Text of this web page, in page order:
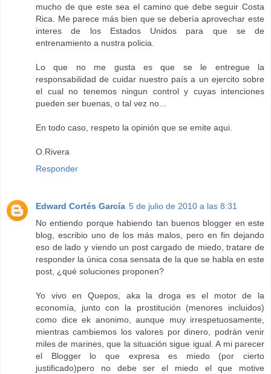
mucho de que este sea el camino que debe seguir Costa
Rica. Me parece más bien que se debería aprovechar este
interes de los Estados Unidos para que se de
entrenamiento a nustra policia.
Lo que no me gusta es que se le entregue la
responsabilidad de cuidar nuestro país a un ejercito sobre
el cual no tenemos ningun control y cuyas intenciones
pueden ser buenas, o tal vez no...
En todo caso, respeto la opinión que se emite aqui.
O.Rivera
Responder
Edward Cortés García 5 de julio de 2010 a las 8:31
No entiendo porque habiendo tan buenos blogger en este
blog, escribio uno de los más malos, pero en fin dejando
eso de lado y viendo un post cargado de miedo, tratare de
responder la única cosa sensata de la que se habla en este
post, ¿qué soluciones proponen?
Yo vivo en Quepos, aka la droga es el motor de la
economía, junto con la prostitución (menores incluidos)
como dice ek anonimo, aunque muy irrespetuosamente,
mientras cambiemos los valores por dinero, podrán venir
miles de marines, que la situación sigue igual. A mi parecer
el Blogger lo que expresa es miedo (por cierto
justificado)pero no debe ser el miedo el que motive